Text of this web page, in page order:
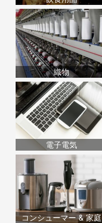
織物
電子電気
コンシューマー & 家庭